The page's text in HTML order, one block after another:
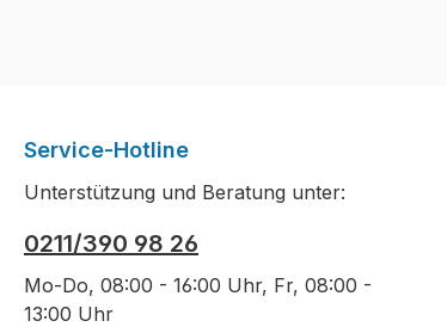
Service-Hotline
Unterstützung und Beratung unter:
0211/390 98 26
Mo-Do, 08:00 - 16:00 Uhr, Fr, 08:00 -
13:00 Uhr